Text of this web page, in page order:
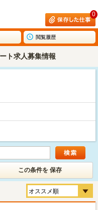
0
閲覧履歴
ト求人募集情報
この条件を 保存